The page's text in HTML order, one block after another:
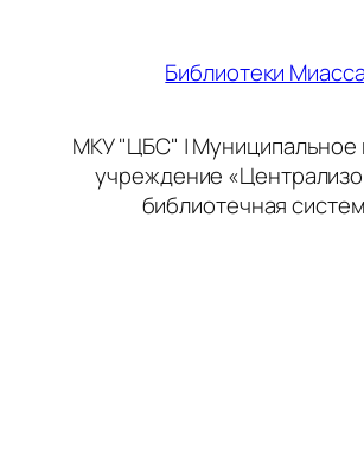
Библиотеки Миасса
МКУ "ЦБС" | Муниципальное
учреждение
библиотечная